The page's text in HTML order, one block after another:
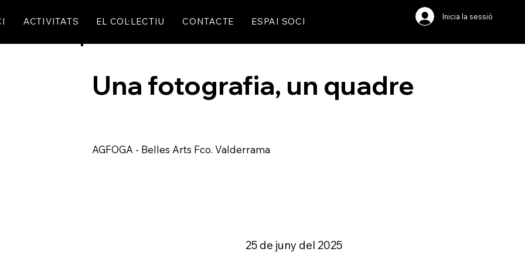
ACTIVITATS EL COL·LECTIU CONTACTE ESPAI SOCI Inicia la sessió
Una fotografia, un quadre
AGFOGA - Belles Arts Fco. Valderrama
25 de juny del 2025